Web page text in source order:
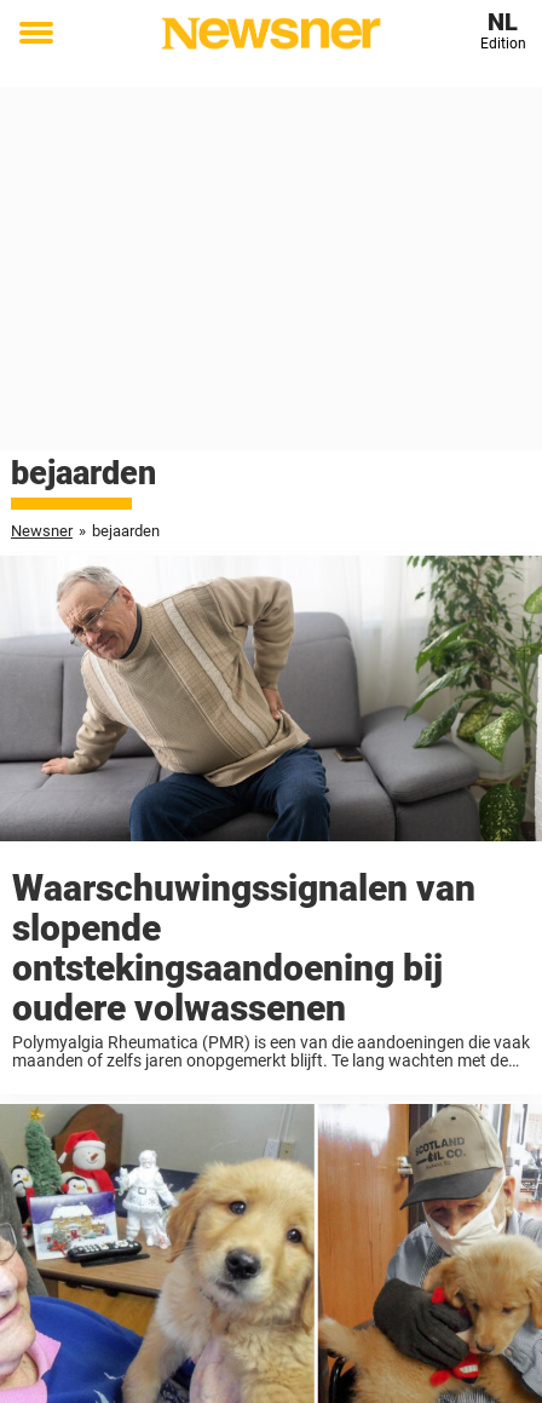
Toggle
NL
Edition
bejaarden
Newsner » bejaarden
Waarschuwingssignalen van
slopende
ontstekingsaandoening bij
oudere volwassenen
Polymyalgia Rheumatica (PMR) is een van die aandoeningen die vaak
maanden of zelfs jaren onopgemerkt blijft. Te lang wachten met de